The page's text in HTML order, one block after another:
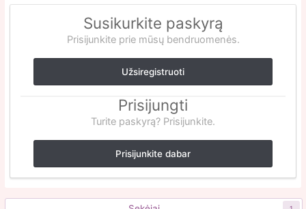
Susikurkite paskyrą
Prisijunkite prie mūsų bendruomenės.
Užsiregistruoti
Prisijungti
Turite paskyrą? Prisijunkite.
Prisijunkite dabar